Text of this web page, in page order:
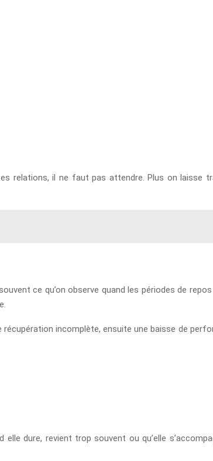
relations, il ne faut pas attendre. Plus on laisse
ce qu’on observe quand les périodes de
incomplète, ensuite une baisse de
dure, revient trop souvent ou qu’elle